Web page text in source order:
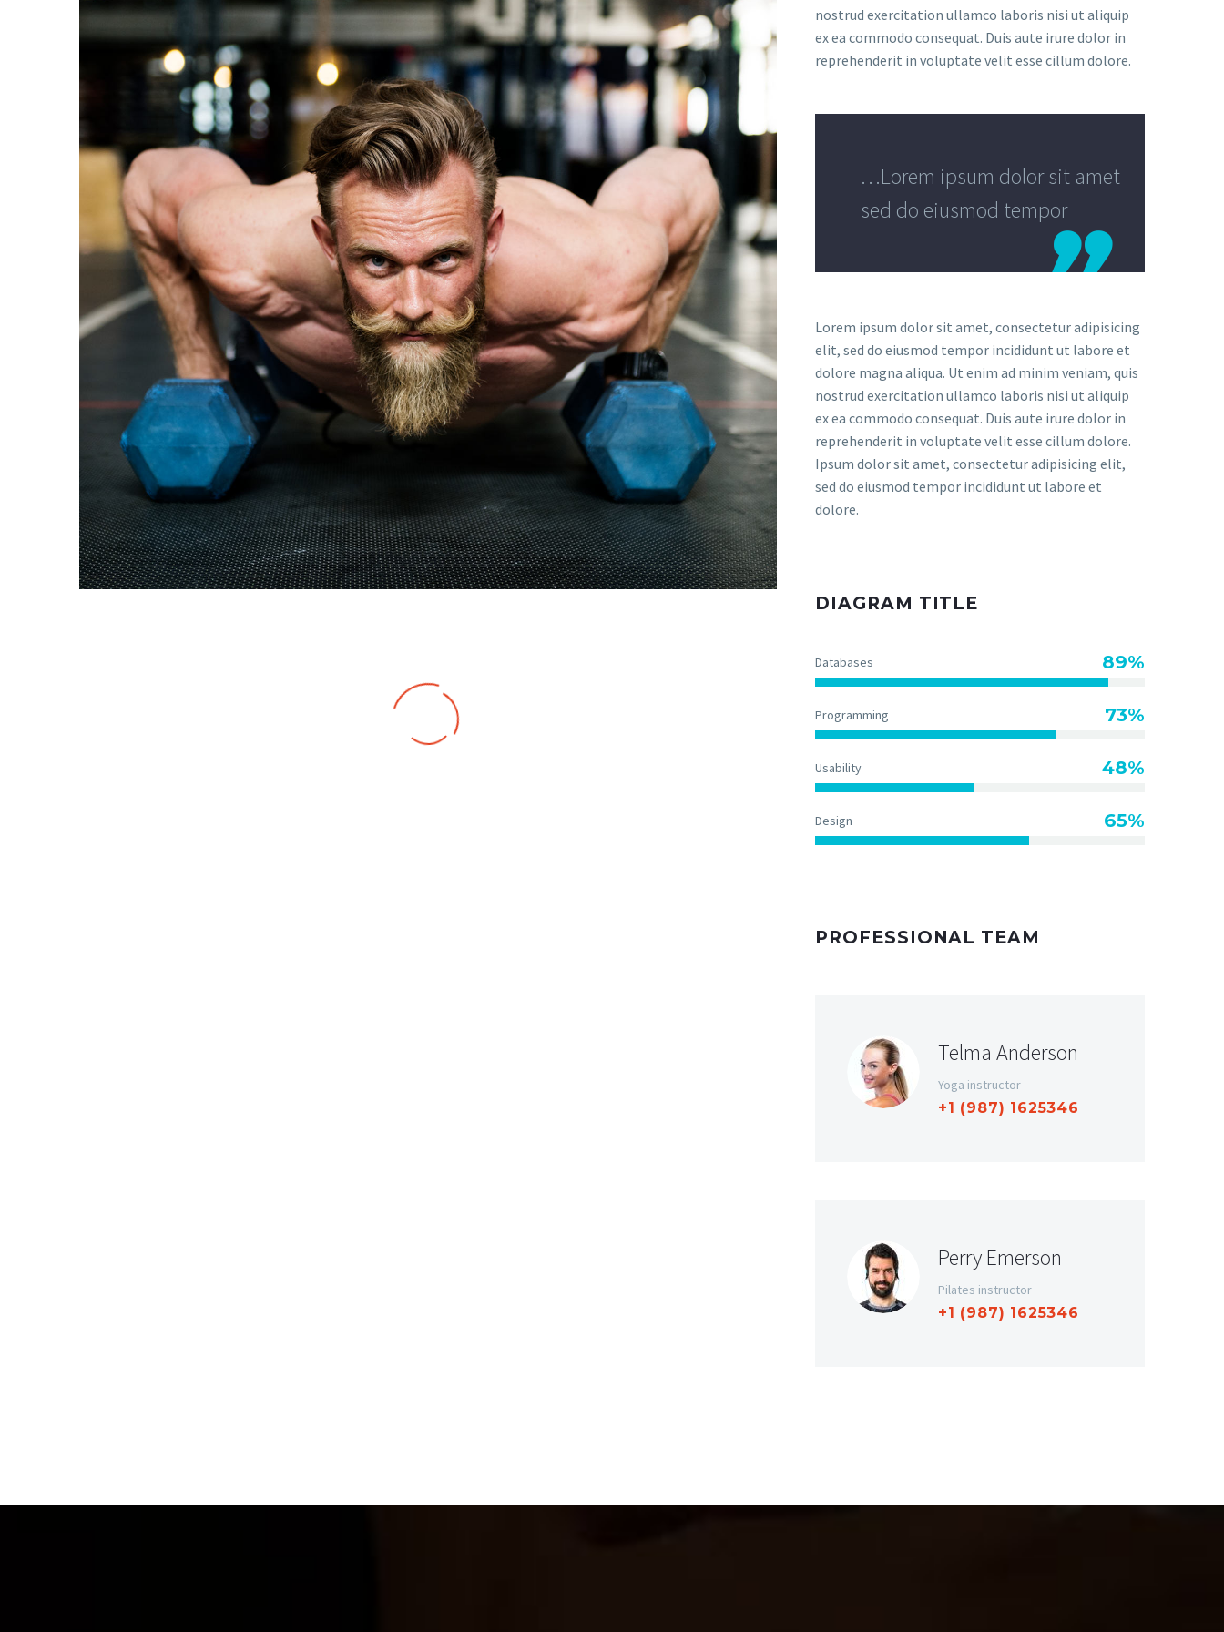
nostrud exercitation ullamco laboris nisi ut aliquip
ex ea commodo consequat. Duis aute irure dolor in
reprehenderit in voluptate velit esse cillum dolore.
…Lorem ipsum dolor sit amet
sed do eiusmod tempor

Lorem ipsum dolor sit amet, consectetur adipisicing
elit, sed do eiusmod tempor incididunt ut labore et
dolore magna aliqua. Ut enim ad minim veniam, quis
nostrud exercitation ullamco laboris nisi ut aliquip
ex ea commodo consequat. Duis aute irure dolor in
reprehenderit in voluptate velit esse cillum dolore.
Ipsum dolor sit amet, consectetur adipisicing elit,
sed do eiusmod tempor incididunt ut labore et
dolore.
DIAGRAM TITLE
Databases 89%
Programming 73%
Usability 48%
Design 65%
PROFESSIONAL TEAM
Telma Anderson
Yoga instructor
+1 (987) 1625346
Perry Emerson
Pilates instructor
+1 (987) 1625346